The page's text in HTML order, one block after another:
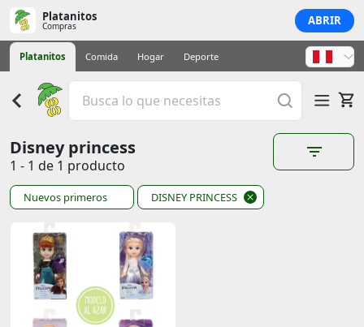
Platanitos
Compras ABRIR
Platanitos Comida Hogar Deporte
Disney princess
1 - 1 de 1 producto
Nuevos primeros DISNEY PRINCESS